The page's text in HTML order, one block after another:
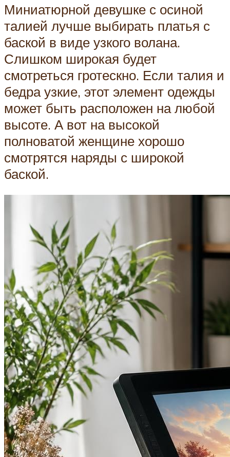
Миниатюрной девушке с осиной
талией лучше выбирать платья с
баской в виде узкого волана.
Слишком широкая будет
смотреться гротескно. Если талия и
бедра узкие, этот элемент одежды
может быть расположен на любой
высоте. А вот на высокой
полноватой женщине хорошо
смотрятся наряды с широкой
баской.